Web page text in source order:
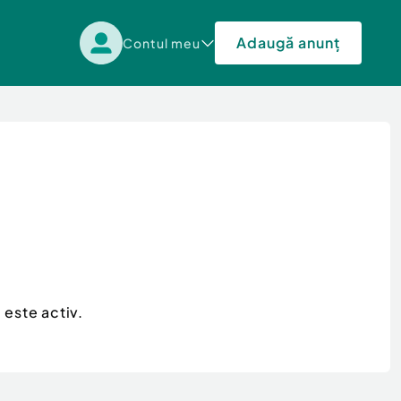
Contul meu Adaugă anunț
este activ.